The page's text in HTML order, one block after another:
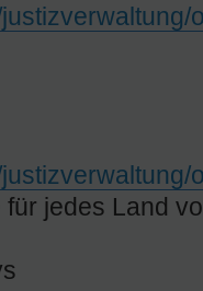
jedes Land